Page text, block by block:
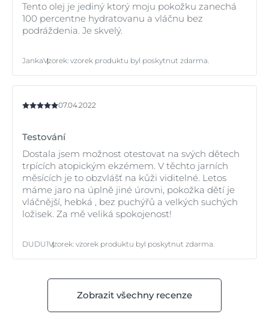
Tento olej je jediný ktorý moju pokožku zanechá
100 percentne hydratovanu a vláčnu bez
podráždenia. Je skvelý.
JankaVzorek: vzorek produktu byl poskytnut zdarma.
07.04.2022
Testování
Dostala jsem možnost otestovat na svých dětech
trpících atopickým ekzémem. V těchto jarních
měsících je to obzvlášť na kůži viditelné. Letos
máme jaro na úplně jiné úrovni, pokožka dětí je
vláčnější, hebká , bez puchýřů a velkých suchých
ložisek. Za mě veliká spokojenost!
DUDU1Vzorek: vzorek produktu byl poskytnut zdarma.
Zobrazit všechny recenze